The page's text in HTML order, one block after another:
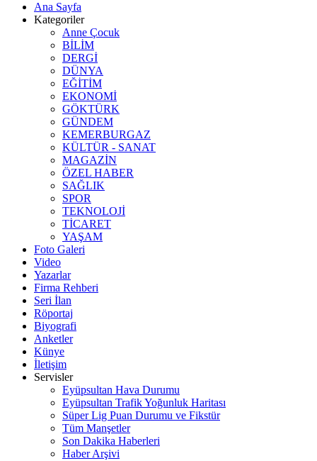
Ana Sayfa
Kategoriler
Anne Çocuk
BİLİM
DERGİ
DÜNYA
EĞİTİM
EKONOMİ
GÖKTÜRK
GÜNDEM
KEMERBURGAZ
KÜLTÜR - SANAT
MAGAZİN
ÖZEL HABER
SAĞLIK
SPOR
TEKNOLOJİ
TİCARET
YAŞAM
Foto Galeri
Video
Yazarlar
Firma Rehberi
Seri İlan
Röportaj
Biyografi
Anketler
Künye
İletişim
Servisler
Eyüpsultan Hava Durumu
Eyüpsultan Trafik Yoğunluk Haritası
Süper Lig Puan Durumu ve Fikstür
Tüm Manşetler
Son Dakika Haberleri
Haber Arşivi